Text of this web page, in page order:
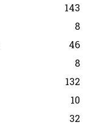
143
8
46
8
132
10
32